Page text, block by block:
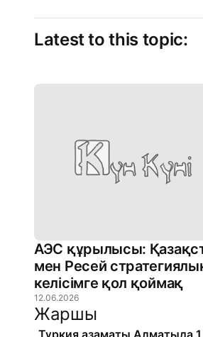
Latest to this topic:
АЭС құрылысы:
мен Ресей
келісімге қол қоймақ
12.06.2026
Жаршы
Түркия азаматы Алматыда